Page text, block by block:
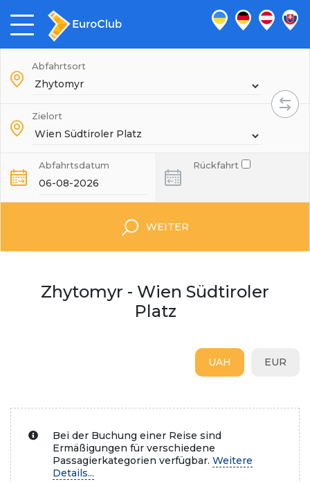
Abfahrtsort
Zielort
Abfahrtsdatum Rückfahrt
WEITER
Zhytomyr - Wien Südtiroler
Platz
EUR
UAH
Bei der Buchung einer Reise sind
Ermäßigungen für verschiedene
Passagierkategorien verfügbar. Weitere
Details...